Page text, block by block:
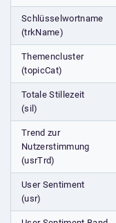
Schlüsselwortname
(trkName)
Themencluster
(topicCat)
Totale Stillezeit
(sil)
Trend zur
Nutzerstimmung
(usrTrd)
User Sentiment
(usr)